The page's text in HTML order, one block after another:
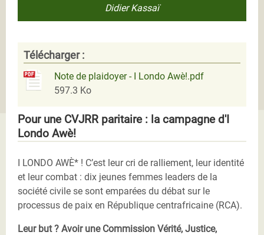
Didier Kassaï
Télécharger :
Note de plaidoyer - I Londo Awè!.pdf
597.3 Ko
Pour une CVJRR paritaire : la campagne d'I
Londo Awè!
I LONDO AWÈ* ! C’est leur cri de ralliement, leur identité
et leur combat : dix jeunes femmes leaders de la
société civile se sont emparées du débat sur le
processus de paix en République centrafricaine (RCA).
Leur but ? Avoir une Commission Vérité, Justice,